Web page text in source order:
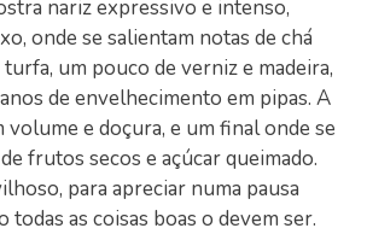
nariz expressivo e intenso,
onde se salientam notas de chá
um pouco de verniz e madeira,
de envelhecimento em pipas. A
volume e doçura, e um final onde se
frutos secos e açúcar queimado.
para apreciar numa pausa
todas as coisas boas o devem ser.